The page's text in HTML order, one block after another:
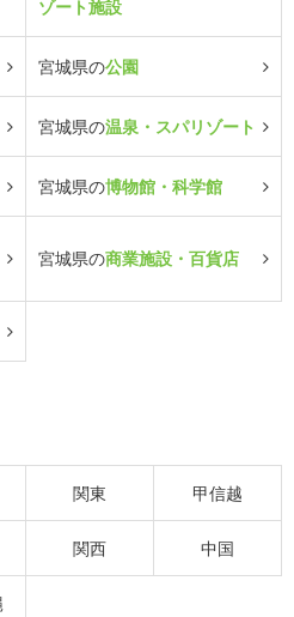
ゾート施設
宮城県の公園
宮城県の温泉・スパリゾート
宮城県の博物館・科学館
宮城県の商業施設・百貨店
関東 甲信越
関西 中国